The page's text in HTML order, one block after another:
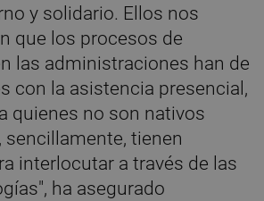
y solidario. Ellos nos
que los procesos de
las administraciones han de
con la asistencia presencial,
quienes no son nativos
sencillamente, tienen
interlocutar a través de las
ha asegurado